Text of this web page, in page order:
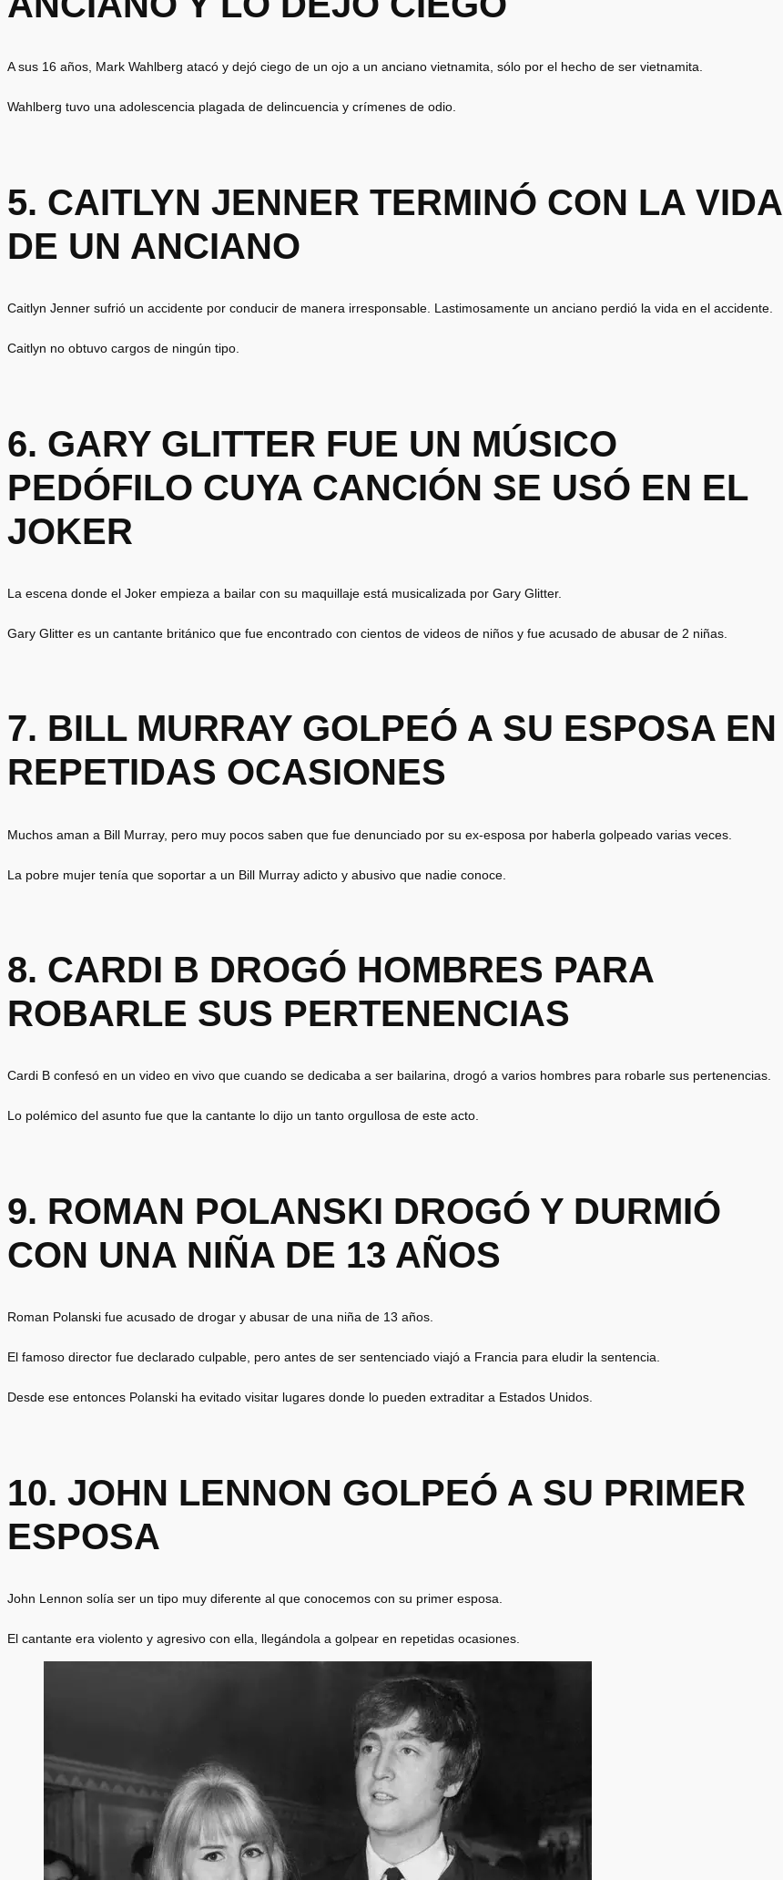
A sus 16 años, Mark Wahlberg atacó y dejó ciego de un ojo a un anciano vietnamita, sólo por el hecho de ser vietnamita.
Wahlberg tuvo una adolescencia plagada de delincuencia y crímenes de odio.
5. CAITLYN JENNER TERMINÓ CON LA VIDA
DE UN ANCIANO
Caitlyn Jenner sufrió un accidente por conducir de manera irresponsable. Lastimosamente un anciano perdió la vida en el accidente.
Caitlyn no obtuvo cargos de ningún tipo.
6. GARY GLITTER FUE UN MÚSICO
PEDÓFILO CUYA CANCIÓN SE USÓ EN EL
JOKER
La escena donde el Joker empieza a bailar con su maquillaje está musicalizada por Gary Glitter.
Gary Glitter es un cantante británico que fue encontrado con cientos de videos de niños y fue acusado de abusar de 2 niñas.
7. BILL MURRAY GOLPEÓ A SU ESPOSA EN
REPETIDAS OCASIONES
Muchos aman a Bill Murray, pero muy pocos saben que fue denunciado por su ex-esposa por haberla golpeado varias veces.
La pobre mujer tenía que soportar a un Bill Murray adicto y abusivo que nadie conoce.
8. CARDI B DROGÓ HOMBRES PARA
ROBARLE SUS PERTENENCIAS
Cardi B confesó en un video en vivo que cuando se dedicaba a ser bailarina, drogó a varios hombres para robarle sus pertenencias.
Lo polémico del asunto fue que la cantante lo dijo un tanto orgullosa de este acto.
9. ROMAN POLANSKI DROGÓ Y DURMIÓ
CON UNA NIÑA DE 13 AÑOS
Roman Polanski fue acusado de drogar y abusar de una niña de 13 años.
El famoso director fue declarado culpable, pero antes de ser sentenciado viajó a Francia para eludir la sentencia.
Desde ese entonces Polanski ha evitado visitar lugares donde lo pueden extraditar a Estados Unidos.
10. JOHN LENNON GOLPEÓ A SU PRIMER
ESPOSA
John Lennon solía ser un tipo muy diferente al que conocemos con su primer esposa.
El cantante era violento y agresivo con ella, llegándola a golpear en repetidas ocasiones.